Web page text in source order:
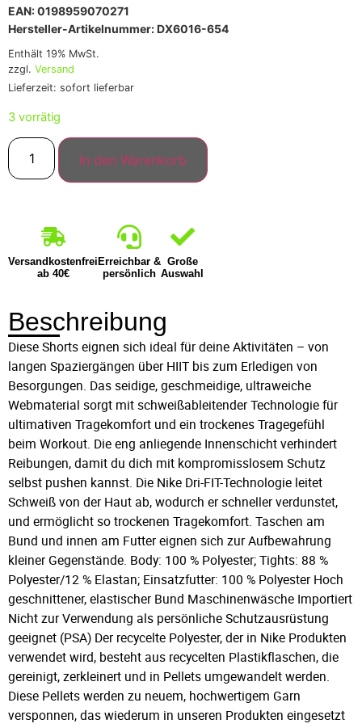
EAN: 0198959070271
Hersteller-Artikelnummer: DX6016-654
Enthält 19% MwSt.
zzgl. Versand
Lieferzeit: sofort lieferbar
3 vorrätig
In den Warenkorb
Versandkostenfrei
ab 40€
Erreichbar &
persönlich
Große
Auswahl
Beschreibung
Diese Shorts eignen sich ideal für deine Aktivitäten – von
langen Spaziergängen über HIIT bis zum Erledigen von
Besorgungen. Das seidige, geschmeidige, ultraweiche
Webmaterial sorgt mit schweißableitender Technologie für
ultimativen Tragekomfort und ein trockenes Tragegefühl
beim Workout. Die eng anliegende Innenschicht verhindert
Reibungen, damit du dich mit kompromisslosem Schutz
selbst pushen kannst. Die Nike Dri-FIT-Technologie leitet
Schweiß von der Haut ab, wodurch er schneller verdunstet,
und ermöglicht so trockenen Tragekomfort. Taschen am
Bund und innen am Futter eignen sich zur Aufbewahrung
kleiner Gegenstände. Body: 100 % Polyester; Tights: 88 %
Polyester/12 % Elastan; Einsatzfutter: 100 % Polyester Hoch
geschnittener, elastischer Bund Maschinenwäsche Importiert
Nicht zur Verwendung als persönliche Schutzausrüstung
geeignet (PSA) Der recycelte Polyester, der in Nike Produkten
verwendet wird, besteht aus recycelten Plastikflaschen, die
gereinigt, zerkleinert und in Pellets umgewandelt werden.
Diese Pellets werden zu neuem, hochwertigem Garn
versponnen, das wiederum in unseren Produkten eingesetzt